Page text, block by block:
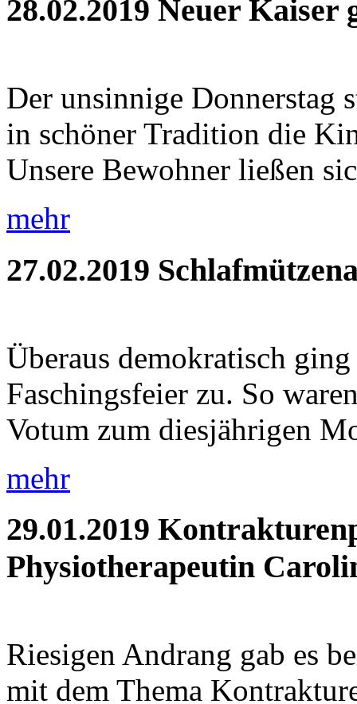
28.02.2019 Neuer Kaiser
Der unsinnige Donnerstag
in schöner Tradition die
Unsere Bewohner ließen
mehr
27.02.2019
Überaus demokratisch
Faschingsfeier zu. So
Votum zum diesjährigen
mehr
29.01.2019
Physiotherapeutin
Riesigen Andrang gab es
mit dem Thema